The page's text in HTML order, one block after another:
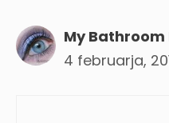
My Bathroom
4 februarja,